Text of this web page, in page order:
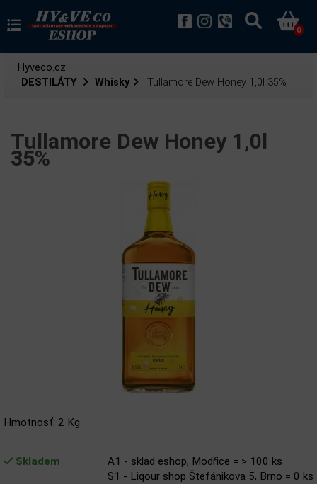
0
Hyveco.cz:
DESTILÁTY
Whisky Tullamore Dew Honey 1,0l 35%
Tullamore Dew Honey 1,0l
35%
Hmotnosť: 2 Kg
Skladem
A1 - sklad eshop, Modřice = > 100 ks
S1 - Liqour shop Štefánikova 5, Brno = 0 ks